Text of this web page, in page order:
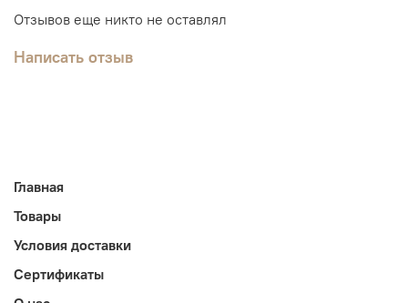
Отзывов еще никто не оставлял
Написать отзыв
Главная
Товары
Условия доставки
Сертификаты